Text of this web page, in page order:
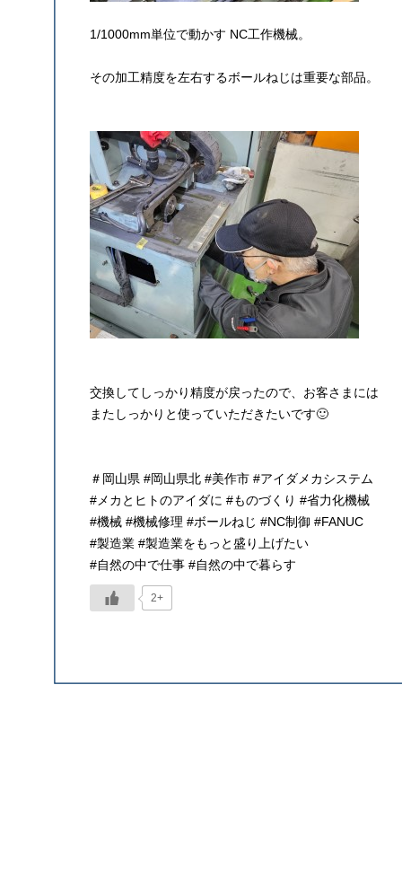
1/1000mm単位で動かす NC工作機械。
その加工精度を左右するボールねじは重要な部品。
交換してしっかり精度が戻ったので、お客さまには
またしっかりと使っていただきたいです🙂
＃岡山県 #岡山県北 #美作市 #アイダメカシステム
#メカとヒトのアイダに #ものづくり #省力化機械
#機械 #機械修理 #ボールねじ #NC制御 #FANUC
#製造業 #製造業をもっと盛り上げたい
#自然の中で仕事 #自然の中で暮らす
2+